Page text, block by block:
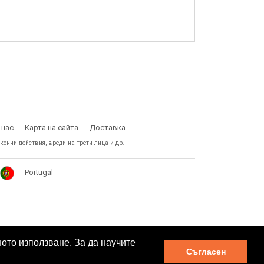
използване. За да научите
Съгласен
Карта на сайта Доставка
действия, вреди на трети лица и др.
Portugal